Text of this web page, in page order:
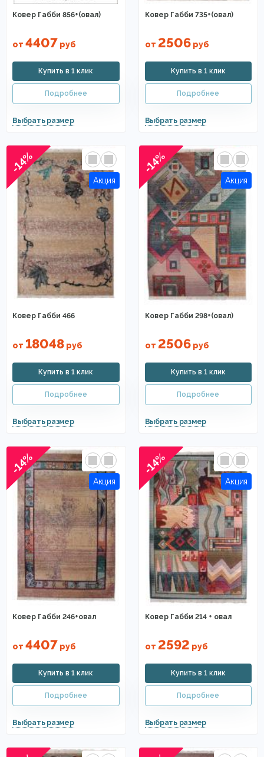
Ковер Габби 856+(овал)
от 4407 руб
Ковер Габби 735+(овал)
от 2506руб
-14%
Ковер Габби 466
от 18048 руб
-14%
Ковер Габби 298+(овал)
от 2506руб
-14%
Ковер Габби 246+овал
от 4407 руб
-14%
Ковер Габби 214 + овал
от 2592 руб